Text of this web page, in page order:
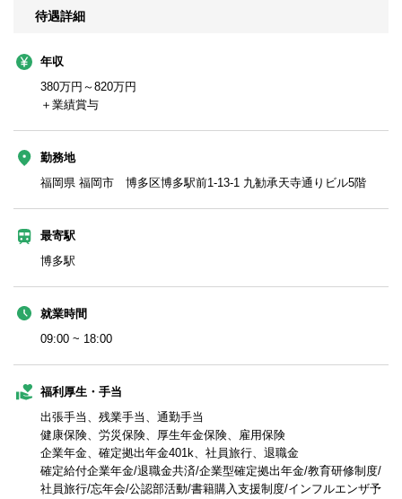
待遇詳細
年収
380万円～820万円
＋業績賞与
勤務地
福岡県 福岡市 博多区博多駅前1-13-1 九勧承天寺通りビル5階
最寄駅
博多駅
就業時間
09:00 ~ 18:00
福利厚生・手当
出張手当、残業手当、通勤手当
健康保険、労災保険、厚生年金保険、雇用保険
企業年金、確定拠出年金401k、社員旅行、退職金
確定給付企業年金/退職金共済/企業型確定拠出年金/教育研修制度/
社員旅行/忘年会/公認部活動/書籍購入支援制度/インフルエンザ予